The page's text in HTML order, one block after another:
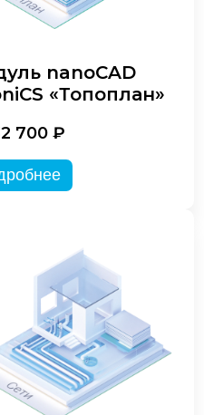
nanoCAD
«Топоплан»
700 ₽